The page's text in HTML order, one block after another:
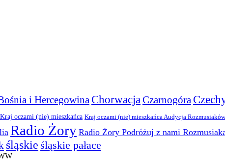
i Hercegowina ChorwacjaCzarnogóra
Kraj oczami (nie) mieszkańca Kraj oczami (nie) mieszkańca Audycja Rozmusiaków
Radio Żory Radio Żory Podróżuj z nami
śląskie śląskie pałace